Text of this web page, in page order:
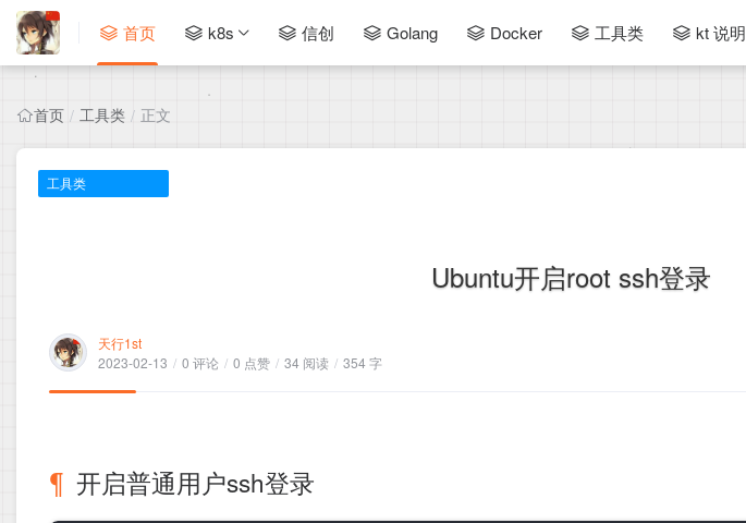
首页 k8s 信创 Golang Docker 工具类 kt 说明
首页 / 工具类 / 正文
工具类
Ubuntu开启root ssh登录
天行1st
2023-02-13 / 0 评论 / 0 点赞 / 34 阅读 / 354 字
开启普通用户ssh登录